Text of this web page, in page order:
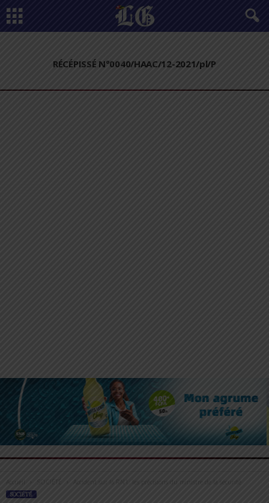
RÉCÉPISSÉ N°0040/HAAC/12-2021/pl/P
Accueil Accident sur la RN1: les précisions du ministre de la sécurité
SOCIÉTÉ